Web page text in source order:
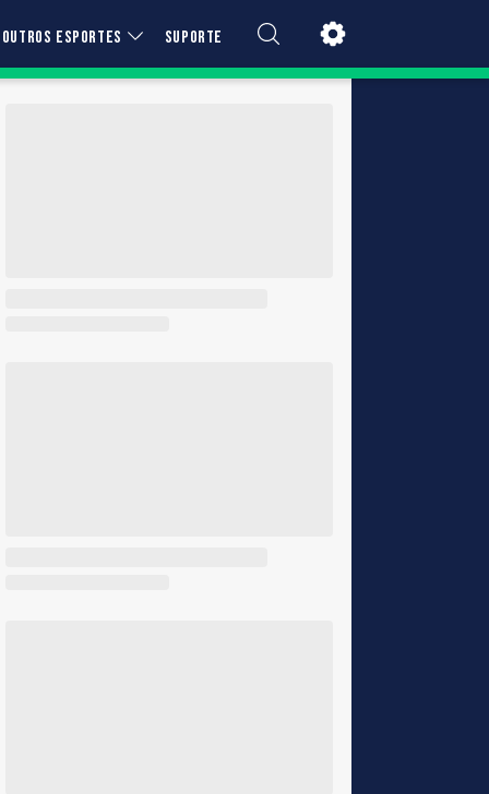
OUTROS ESPORTES SUPORTE